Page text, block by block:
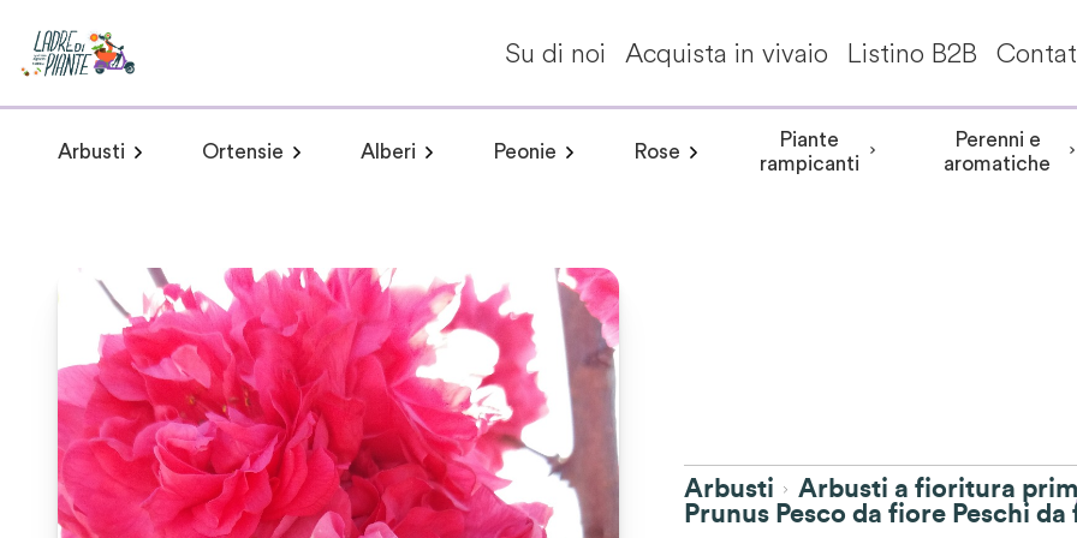
Su di noi Acquista in vivaio Listino B2B
ArbustiArbusti a fioritura primaverileArbusti a fioritura invernale
Conifere Piante da interni - Piante da
Arbusti a
OrtensieHydrangea arborescensHydrangea aspera Hydrangea involucrataHydrangea
Alberi Plumeria Frangipane pomeliaAceri giapponesi Alberi per climi miti
PeoniePeonia arbustiva Peonia Erbacea Peonia Itoh
Rose Rosa rampicante Rosa cespuglio
Piante
rampicanti
Akebia Aristolochia
Perenni e
aromatiche
Arbusti
Arbusti a fioritura
Prunus Pesco da fiore Peschi da